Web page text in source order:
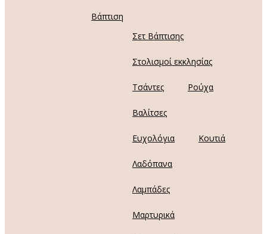
Βάπτιση
Σετ Βάπτισης
Στολισμοί εκκλησίας
Τσάντες Ρούχα
Βαλίτσες
Ευχολόγια Κουτιά
Λαδόπανα
Λαμπάδες
Μαρτυρικά